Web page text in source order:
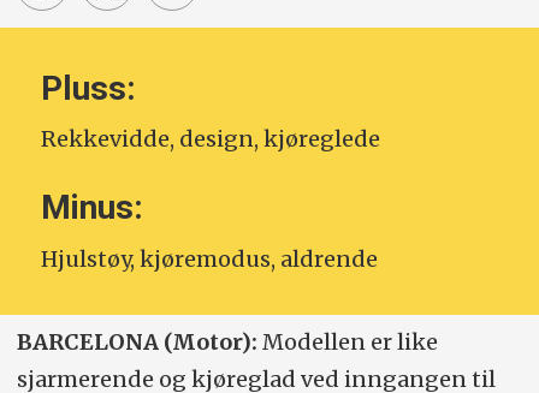
Pluss:
Rekkevidde, design, kjøreglede
Minus:
Hjulstøy, kjøremodus, aldrende
BARCELONA (Motor): Modellen er like
sjarmerende og kjøreglad ved inngangen til